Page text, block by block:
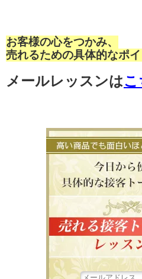
お客様の心をつかみ、
売れるための具体的なポイ
メールレッスンはこ